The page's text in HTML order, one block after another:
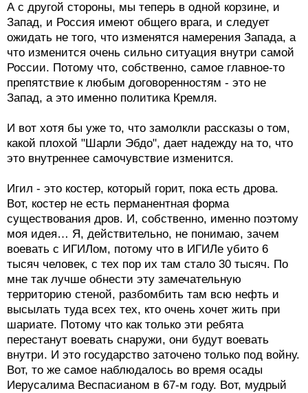
А с другой стороны, мы теперь в одной корзине, и
Запад, и Россия имеют общего врага, и следует
ожидать не того, что изменятся намерения Запада, а
что изменится очень сильно ситуация внутри самой
России. Потому что, собственно, самое главное-то
препятствие к любым договоренностям - это не
Запад, а это именно политика Кремля.
И вот хотя бы уже то, что замолкли рассказы о том,
какой плохой "Шарли Эбдо", дает надежду на то, что
это внутреннее самочувствие изменится.
Игил - это костер, который горит, пока есть дрова.
Вот, костер не есть перманентная форма
существования дров. И, собственно, именно поэтому
моя идея… Я, действительно, не понимаю, зачем
воевать с ИГИЛом, потому что в ИГИЛе убито 6
тысяч человек, с тех пор их там стало 30 тысяч. По
мне так лучше обнести эту замечательную
территорию стеной, разбомбить там всю нефть и
высылать туда всех тех, кто очень хочет жить при
шариате. Потому что как только эти ребята
перестанут воевать снаружи, они будут воевать
внутри. И это государство заточено только под войну.
Вот, то же самое наблюдалось во время осады
Иерусалима Веспасианом в 67-м году. Вот, мудрый